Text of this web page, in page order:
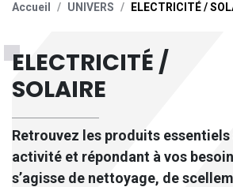
Accueil UNIVERS ELECTRICITÉ /
ELECTRICITÉ /
SOLAIRE
Retrouvez les produits
activité et répondant à vos
s’agisse de nettoyage, de